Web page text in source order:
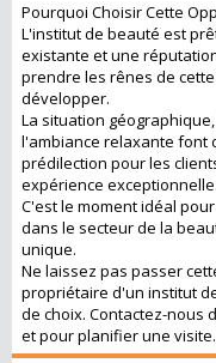
Pourquoi Choisir Cette
L'institut de beauté est
existante et une
prendre les rênes de
développer.
La situation
l'ambiance relaxante font
prédilection pour les
expérience exceptionnelle.
C'est le moment idéal
dans le secteur de la
unique.
Ne laissez pas passer
propriétaire d'un institut
de choix. Contactez-nous
et pour planifier une visite.